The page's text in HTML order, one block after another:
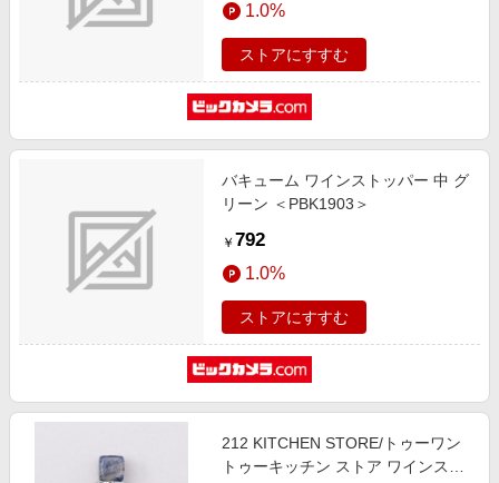
1.0%
ストアにすすむ
バキューム ワインストッパー 中 グ
リーン ＜PBK1903＞
￥ 792
1.0%
ストアにすすむ
212 KITCHEN STORE/トゥーワン
トゥーキッチン ストア ワインスト